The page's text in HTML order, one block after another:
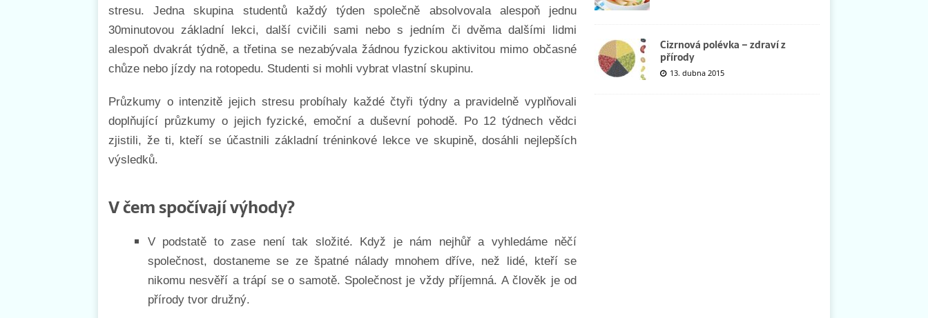
stresu. Jedna skupina studentů každý týden společně absolvovala alespoň jednu
30minutovou základní lekci, další cvičili sami nebo s jedním či dvěma dalšími lidmi
alespoň dvakrát týdně, a třetina se nezabývala žádnou fyzickou aktivitou mimo občasné
chůze nebo jízdy na rotopedu. Studenti si mohli vybrat vlastní skupinu.
Průzkumy o intenzitě jejich stresu probíhaly každé čtyři týdny a pravidelně vyplňovali
doplňující průzkumy o jejich fyzické, emoční a duševní pohodě. Po 12 týdnech vědci
zjistili, že ti, kteří se účastnili základní tréninkové lekce ve skupině, dosáhli nejlepších
výsledků.
V čem spočívají výhody?
V podstatě to zase není tak složité. Když je nám nejhůř a vyhledáme něčí
společnost, dostaneme se ze špatné nálady mnohem dříve, než lidé, kteří se
nikomu nesvěří a trápí se o samotě. Společnost je vždy příjemná. A člověk je od
přírody tvor družný.
Cizrnová polévka – zdraví z
přírody
13. dubna 2015